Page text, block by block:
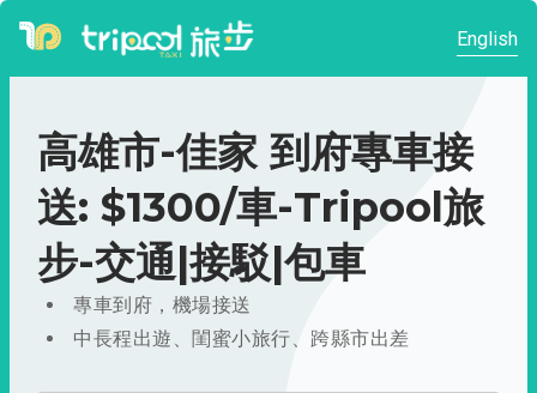
English
高雄市-佳家 到府專車接
送: $1300/車-Tripool旅
步-交通|接駁|包車
專車到府，機場接送
中長程出遊、閨蜜小旅行、跨縣市出差